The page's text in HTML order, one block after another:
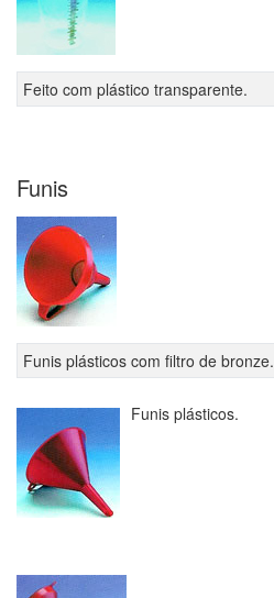
Feito com plástico transparente.
Funis
Funis plásticos com filtro de bronze.
Funis plásticos.